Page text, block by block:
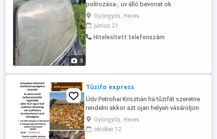
5
polírozása-, uv álló bevonat ok
applikálása egy helyen, rövid határidővel.
Gyöngyös, Heves
június 21
Hitelesített telefonszám
Tűzifa express
Üdv Petrohai Krisztián ha tűzifát szeretne
rendelni akkor azt ojan helyen vásároljon
aki teljesíteni tudja a mennyiséget és a
minőséget gondolom hogy ön is
tudomást szerzett arról hogy rengeteg be
Gyöngyös, Heves
október 12